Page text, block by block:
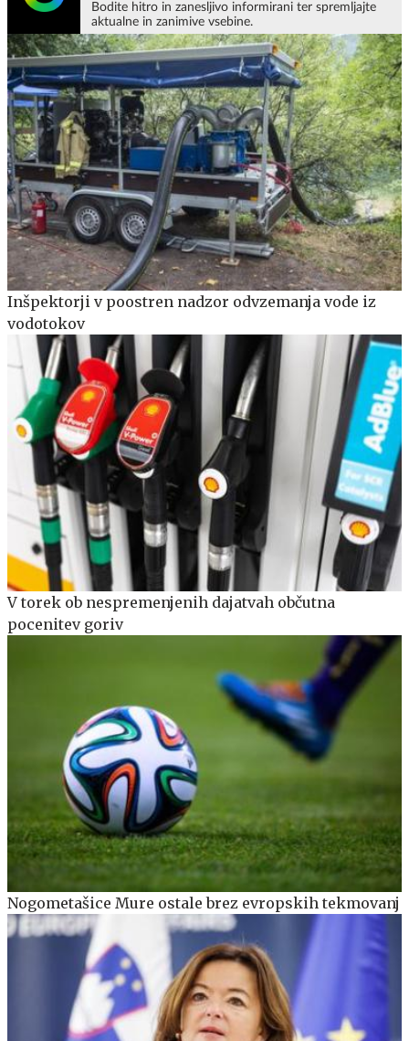
Bodite hitro in zanesljivo informirani ter spremljajte
aktualne in zanimive vsebine.
Inšpektorji v poostren nadzor odvzemanja vode iz
vodotokov
V torek ob nespremenjenih dajatvah občutna
pocenitev goriv
Nogometašice Mure ostale brez evropskih tekmovanj